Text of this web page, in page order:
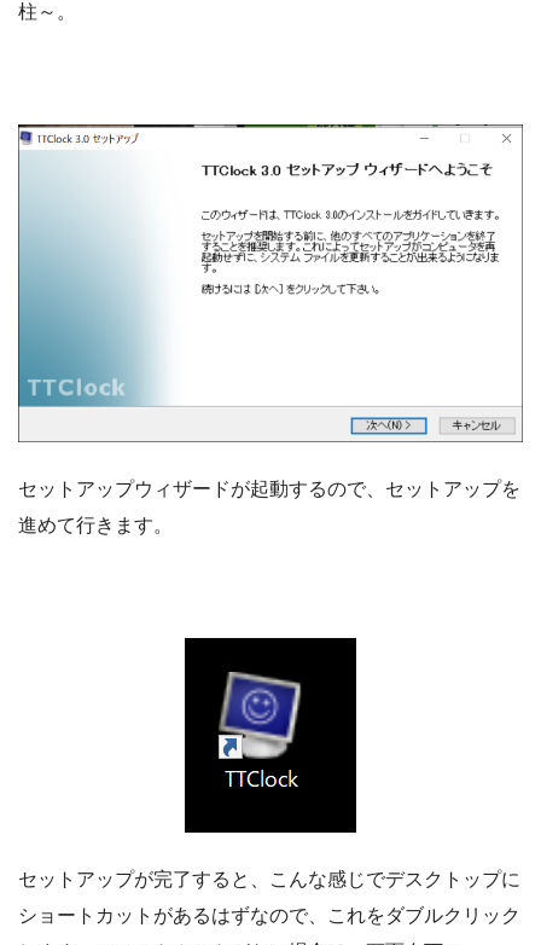
柱～。
セットアップウィザードが起動するので、セットアップを
進めて行きます。
セットアップが完了すると、こんな感じでデスクトップに
ショートカットがあるはずなので、これをダブルクリック